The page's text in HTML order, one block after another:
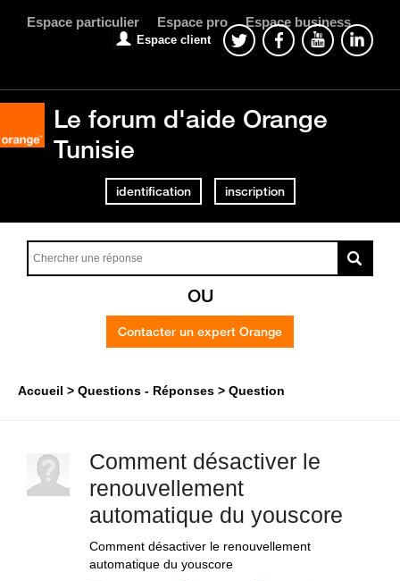
Espace particulier Espace pro Espace business
Espace client
Le forum d'aide Orange
Tunisie
identification inscription
OU
Contacter un expert Orange
Accueil Questions - Réponses Question
Comment désactiver le
renouvellement
automatique du youscore
Comment désactiver le renouvellement
automatique du youscore